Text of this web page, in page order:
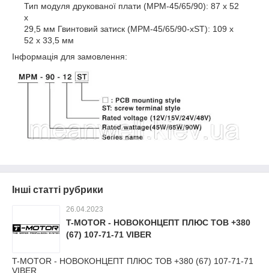
Тип модуля друкованої плати (MPM-45/65/90): 87 х 52
х
29,5 мм Гвинтовий затиск (MPM-45/65/90-xST): 109 х
52 х 33,5 мм
Інформація для замовлення:
Інші статті рубрики
26.04.2023
T-MOTOR - НОВОКОНЦЕПТ ПЛЮС ТОВ +380
(67) 107-71-71 VIBER
T-MOTOR - НОВОКОНЦЕПТ ПЛЮС ТОВ +380 (67) 107-71-71
VIBER